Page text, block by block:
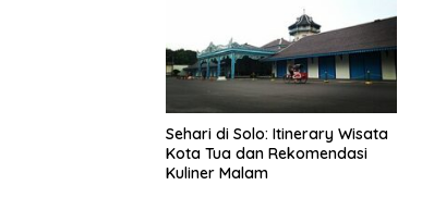
Sehari di Solo: Itinerary Wisata
Kota Tua dan Rekomendasi
Kuliner Malam